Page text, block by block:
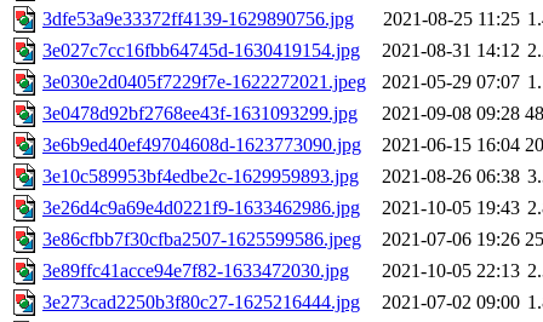
3dfe53a9e33372ff4139-1629890756.jpg
2021-08-25 11:25
3e027c7cc16fbb64745d-1630419154.jpg
2021-08-31 14:12
3e030e2d0405f7229f7e-1622272021.jpeg
2021-05-29 07:07
3e0478d92bf2768ee43f-1631093299.jpg
2021-09-08 09:28
3e6b9ed40ef49704608d-1623773090.jpg
2021-06-15 16:04
3e10c589953bf4edbe2c-1629959893.jpg
2021-08-26 06:38
3e26d4c9a69e4d0221f9-1633462986.jpg
2021-10-05 19:43
3e86cfbb7f30cfba2507-1625599586.jpeg
2021-07-06 19:26
3e89ffc41acce94e7f82-1633472030.jpg
2021-10-05 22:13
3e273cad2250b3f80c27-1625216444.jpg
2021-07-02 09:00